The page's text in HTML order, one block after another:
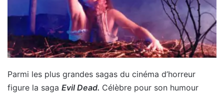
Parmi les plus grandes sagas du cinéma d’horreur
figure la saga Evil Dead. Célèbre pour son humour